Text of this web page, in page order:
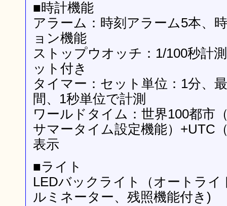
■時計機能
アラーム：時刻アラーム5本、
ョン機能
ストップウオッチ：1/100秒計
ット付き
タイマー：セット単位：1分、
間、1秒単位で計測
ワールドタイム：世界100都市
サマータイム設定機能）+UTC
表示
■ライト
LEDバックライト（オートライ
ルミネーター、残照機能付き)